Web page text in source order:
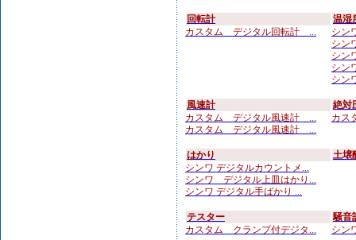
回転計
カスタム デジタル回転計 ...
温湿
シン
シン
シン
シン
シン
風速計
カスタム デジタル風速計 ...
カスタム デジタル風速計 ...
絶対
カス
はかり
シンワ デジタルカウントメ...
シンワ デジタル上皿はかり...
シンワ デジタル手ばかり ...
土壌
テスター
カスタム クランプ付デジタ...
騒音
シン